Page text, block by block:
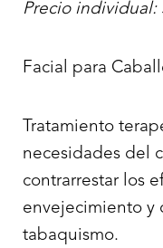
Precio individual:
Facial para
Tratamiento
necesidades del
contrarrestar los
envejecimiento y
tabaquismo.